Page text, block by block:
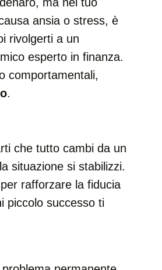
ansia o stress, è
rivolgerti a un
esperto in finanza.
comportamentali,
.
che tutto cambi da un
situazione si stabilizzi.
per rafforzare la fiducia
piccolo successo ti